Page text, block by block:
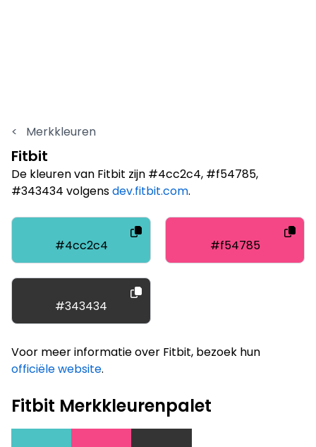
< Merkkleuren
Fitbit
De kleuren van Fitbit zijn #4cc2c4, #f54785,
#343434 volgensdev.fitbit.com.
#4cc2c4 #f54785
#343434
Voor meer informatie over Fitbit, bezoek hun
officiële website.
Fitbit Merkkleurenpalet